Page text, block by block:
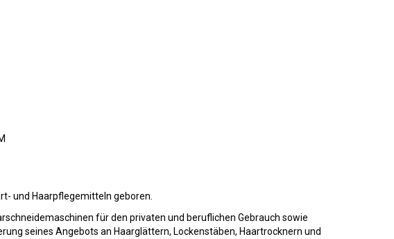
und Haarpflegemitteln geboren.
für den privaten und beruflichen Gebrauch sowie
seines Angebots an Haarglättern, Lockenstäben, Haartrocknern und